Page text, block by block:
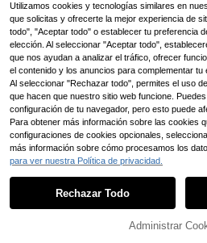
a el hombro, bolso elegante para m
ujer, el bolso de ante talla grande nu
evo y de moda para mujer, que com
bina perfectamente con los atuend
os de otoño para mujeres
AÑADIR
Utilizamos cookies y tecnologías similares en
que solicitas y ofrecerte la mejor experiencia de
todo", "Aceptar todo" o establecer tu preferencia
elección. Al seleccionar "Aceptar todo",
que nos ayudan a analizar el tráfico, ofrecer
el contenido y los anuncios para complementar tu
Al seleccionar "Rechazar todo", permites el uso
que hacen que nuestro sitio web funcione.
configuración de tu navegador, pero esto puede
Para obtener más información sobre las cookies
configuraciones de cookies opcionales,
más información sobre cómo procesamos los
para ver nuestra Política de privacidad.
Rechazar Todo
Administrar